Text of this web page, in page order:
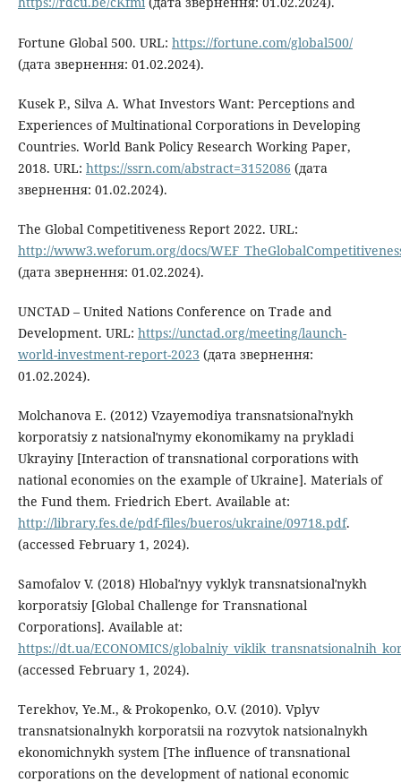
Fortune Global 500. URL: https://fortune.com/global500/
(дата звернення: 01.02.2024).
Kusek P., Silva A. What Investors Want: Perceptions and
Experiences of Multinational Corporations in Developing
Countries. World Bank Policy Research Working Paper,
2018. URL: https://ssrn.com/abstract=3152086 (дата
звернення: 01.02.2024).
The Global Competitiveness Report 2022. URL:
http://www3.weforum.org/docs/
(дата звернення: 01.02.2024).
UNCTAD – United Nations Conference on Trade and
Development. URL: https://unctad.org/meeting/launch-
world-investment-report-2023 (дата звернення:
01.02.2024).
Molchanova E. (2012) Vzayemodiya transnatsionalʹnykh
korporatsiy z natsionalʹnymy ekonomikamy na prykladi
Ukrayiny [Interaction of transnational corporations with
national economies on the example of Ukraine]. Materials of
the Fund them. Friedrich Ebert. Available at:
http://library.fes.de/pdf-files/bueros/ukraine/09718.pdf.
(accessed February 1, 2024).
Samofalov V. (2018) Hlobalʹnyy vyklyk transnatsionalʹnykh
korporatsiy [Global Challenge for Transnational
Corporations]. Available at:
https://dt.ua/ECONOMICS/
(accessed February 1, 2024).
Terekhov, Ye.M., & Prokopenko, O.V. (2010). Vplyv
transnatsionalnykh korporatsii na rozvytok natsionalnykh
ekonomichnykh system [The influence of transnational
corporations on the development of national economic